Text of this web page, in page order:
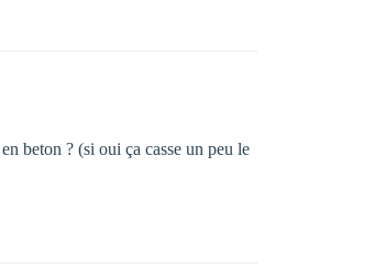
beton ? (si oui ça casse un peu le